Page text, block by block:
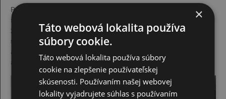
Peugeot chce týmto krokom potvrdiť vedúcu pozíciu na trhu
s ľahkými úžitkovými vozidlami.
Ambíciou automobilky je do roku
2021 ponúknuť kompletnú elektrifikáciu modelov z tohto
segmentu.To znamená, že k modelu Peugeot e-Expert sa pridajú
aj verzie s elektrickým pohonom v prípade vozidiel
a
.
×
Táto webová lokalita používa
súbory cookie.
Táto webová lokalita používa súbory
cookie na zlepšenie používateľskej
skúsenosti. Používaním našej webovej
lokality vyjadrujete súhlas s používaním